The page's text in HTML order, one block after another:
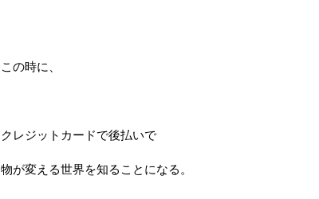
この時に、
クレジットカードで後払いで
物が変える世界を知ることになる。